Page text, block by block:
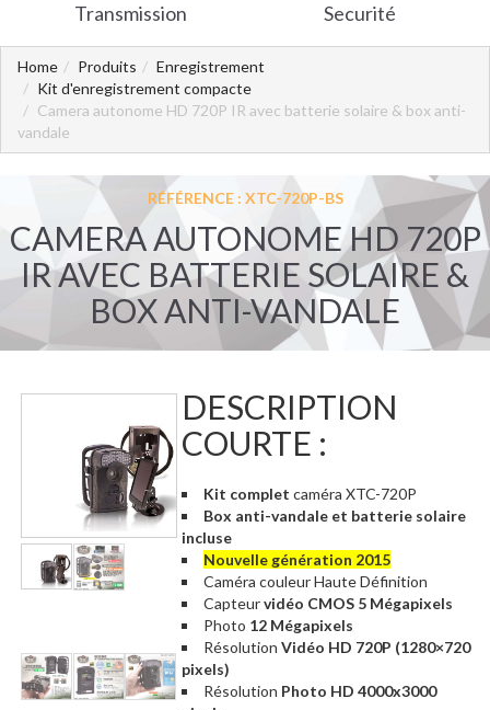
Transmission Securité
Home Produits
Enregistrement
Kit d'enregistrement compacte
Camera autonome HD 720P IR avec batterie solaire & box anti-
vandale
RÉFÉRENCE : XTC-720P-BS
CAMERA AUTONOME HD 720P
IR AVEC BATTERIE SOLAIRE &
BOX ANTI-VANDALE
DESCRIPTION
COURTE :
Kit complet caméra XTC-720P
Box anti-vandale et batterie solaire
incluse
Nouvelle génération 2015
Caméra couleur Haute Définition
Capteurvidéo CMOS 5 Mégapixels
Photo 12 Mégapixels
RésolutionVidéo HD 720P (1280×720
pixels)
Résolution Photo HD 4000x3000